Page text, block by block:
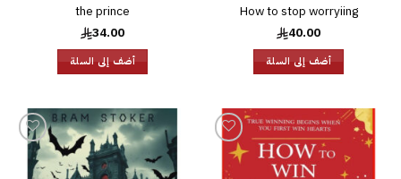
How to stop worryiing
40.00
أضف إلى السلة
the prince
34.00
أضف إلى السلة
إضافة
إلى
إضافة
إلى